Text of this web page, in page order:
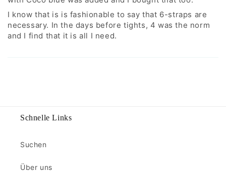
I know that is is fashionable to say that 6-straps are
necessary. In the days before tights, 4 was the norm
and I find that it is all I need.
Schnelle Links
Suchen
Über uns